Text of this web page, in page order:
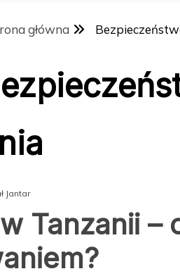
główna
Jantar
Tanzanii